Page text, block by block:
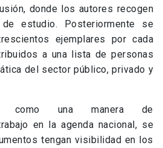
donde los autores recogen
estudio. Posteriormente se
ejemplares por cada
a una lista de personas
del sector público, privado y
y como una manera de
en la agenda nacional, se
tengan visibilidad en los